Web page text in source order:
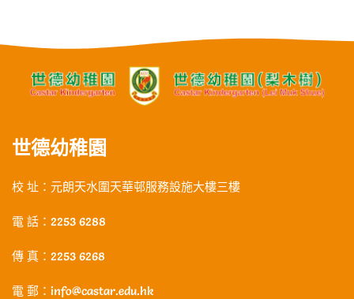
世德幼稚園
校 址：元朗天水圍天華邨服務設施大樓三樓
電 話：2253 6288
傳 真：2253 6268
電 郵：info@castar.edu.hk